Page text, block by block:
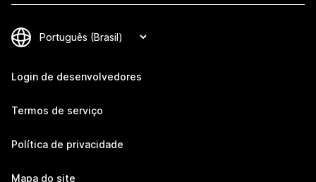
Login de desenvolvedores
Termos de serviço
Política de privacidade
Mapa do site